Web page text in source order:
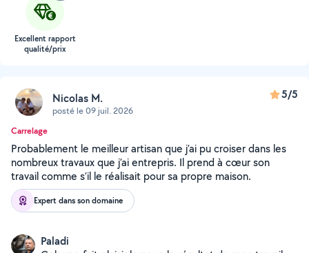
Excellent rapport
qualité/prix
Nicolas M.
posté le 09 juil. 2026
5/5
Carrelage
Probablement le meilleur artisan que j’ai pu croiser dans les
nombreux travaux que j’ai entrepris. Il prend à cœur son
travail comme s’il le réalisait pour sa propre maison.
Expert dans son domaine
Paladi